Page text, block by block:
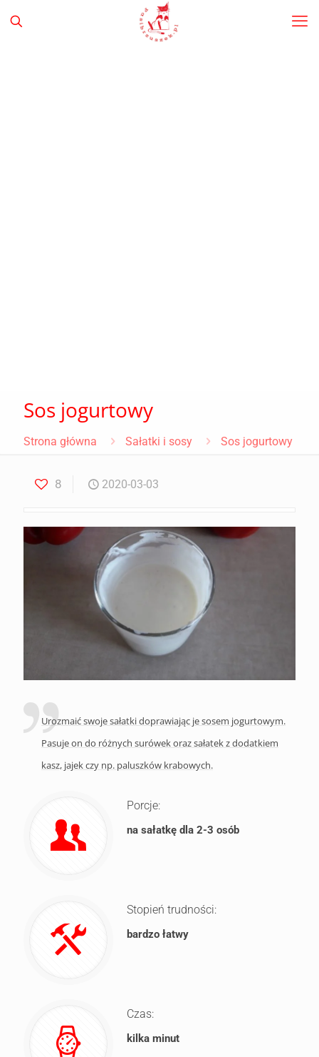
Sos jogurtowy
Strona główna Sałatki i sosy Sos jogurtowy
8 2020-03-03
Urozmaić swoje sałatki doprawiając je sosem jogurtowym.
Pasuje on do różnych surówek oraz sałatek z dodatkiem
kasz, jajek czy np. paluszków krabowych.
Porcje:
na sałatkę dla 2-3 osób
Stopień trudności:
bardzo łatwy
Czas:
kilka minut